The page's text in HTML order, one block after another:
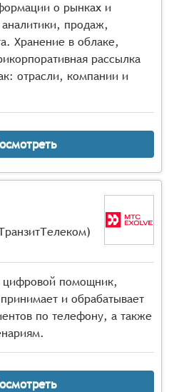
о рынках и
аналитики, продаж,
Хранение в облаке,
рассылка
отрасли, компании и
помощник,
и обрабатывает
по телефону, а также